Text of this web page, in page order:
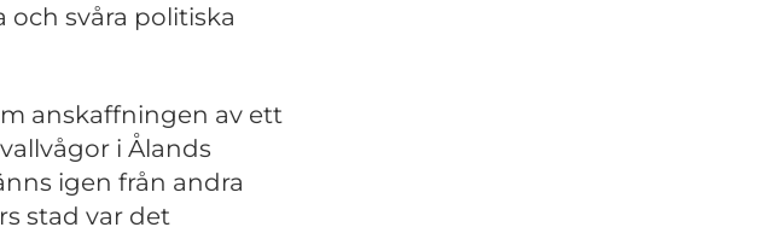
svåra politiska
anskaffningen av ett
i Ålands
igen från andra
stad var det